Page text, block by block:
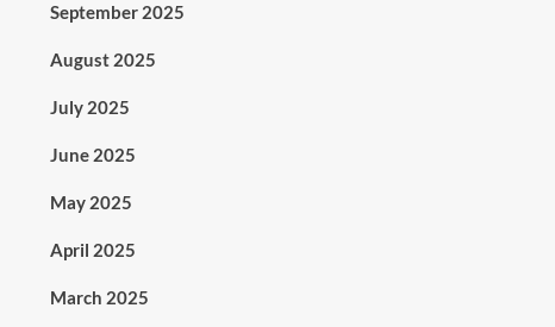
September 2025
August 2025
July 2025
June 2025
May 2025
April 2025
March 2025